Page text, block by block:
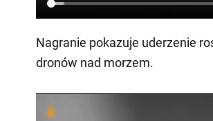
Nagranie pokazuje uderzenie
dronów nad morzem.